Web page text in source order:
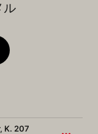
ル
K. 207